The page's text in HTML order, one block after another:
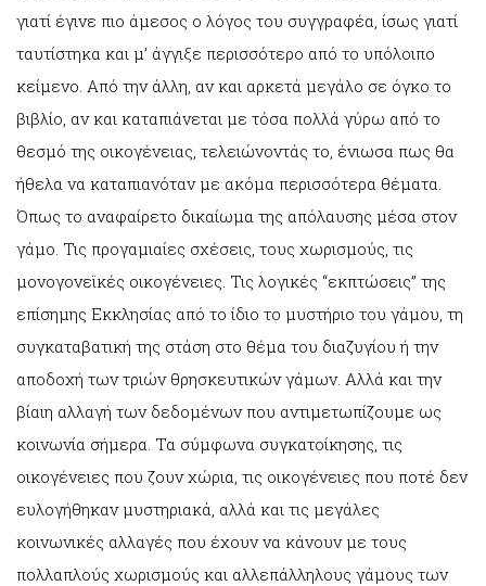
γιατί έγινε πιο άμεσος ο λόγος του συγγραφέα, ίσως γιατί
ταυτίστηκα και μ’ άγγιξε περισσότερο από το υπόλοιπο
κείμενο. Από την άλλη, αν και αρκετά μεγάλο σε όγκο το
βιβλίο, αν και καταπιάνεται με τόσα πολλά γύρω από το
θεσμό της οικογένειας, τελειώνοντάς το, ένιωσα πως θα
ήθελα να καταπιανόταν με ακόμα περισσότερα θέματα.
Όπως το αναφαίρετο δικαίωμα της απόλαυσης μέσα στον
γάμο. Τις προγαμιαίες σχέσεις, τους χωρισμούς, τις
μονογονεϊκές οικογένειες. Τις λογικές “εκπτώσεις” της
επίσημης Εκκλησίας από το ίδιο το μυστήριο του γάμου, τη
συγκαταβατική της στάση στο θέμα του διαζυγίου ή την
αποδοχή των τριών θρησκευτικών γάμων. Αλλά και την
βίαιη αλλαγή των δεδομένων που αντιμετωπίζουμε ως
κοινωνία σήμερα. Τα σύμφωνα συγκατοίκησης, τις
οικογένειες που ζουν χώρια, τις οικογένειες που ποτέ δεν
ευλογήθηκαν μυστηριακά, αλλά και τις μεγάλες
κοινωνικές αλλαγές που έχουν να κάνουν με τους
πολλαπλούς χωρισμούς και αλλεπάλληλους γάμους των